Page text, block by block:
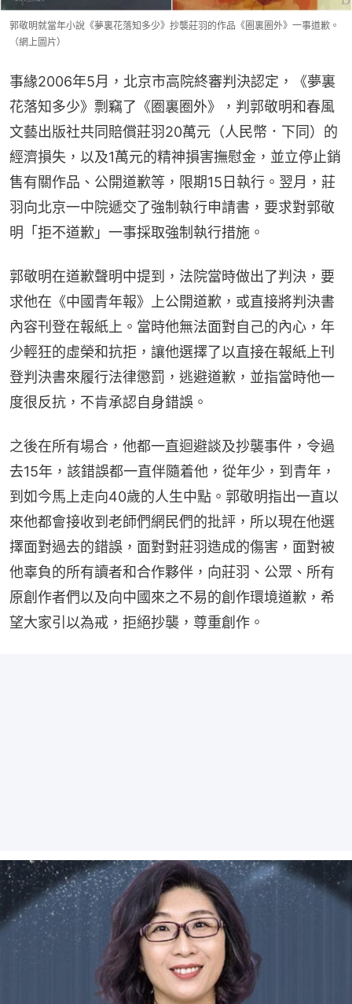
郭敬明就當年小說《夢裏花落知多少》抄襲莊羽的作品《圈裏圈外》一事道歉。
（網上圖片）
事緣2006年5月，北京市高院終審判決認定，《夢裏
花落知多少》剽竊了《圈裏圈外》，判郭敬明和春風
文藝出版社共同賠償莊羽20萬元（人民幣．下同）的
經濟損失，以及1萬元的精神損害撫慰金，並立停止銷
售有關作品、公開道歉等，限期15日執行。翌月，莊
羽向北京一中院遞交了強制執行申請書，要求對郭敬
明「拒不道歉」一事採取強制執行措施。
郭敬明在道歉聲明中提到，法院當時做出了判決，要
求他在《中國青年報》上公開道歉，或直接將判決書
內容刊登在報紙上。當時他無法面對自己的內心，年
少輕狂的虛榮和抗拒，讓他選擇了以直接在報紙上刊
登判決書來履行法律懲罰，逃避道歉，並指當時他一
度很反抗，不肯承認自身錯誤。
之後在所有場合，他都一直迴避談及抄襲事件，令過
去15年，該錯誤都一直伴隨着他，從年少，到青年，
到如今馬上走向40歲的人生中點。郭敬明指出一直以
來他都會接收到老師們網民們的批評，所以現在他選
擇面對過去的錯誤，面對對莊羽造成的傷害，面對被
他辜負的所有讀者和合作夥伴，向莊羽、公眾、所有
原創作者們以及向中國來之不易的創作環境道歉，希
望大家引以為戒，拒絕抄襲，尊重創作。